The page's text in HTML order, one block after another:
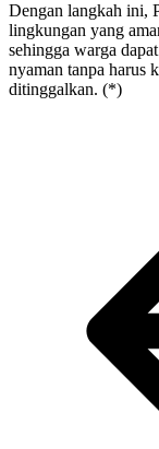
Dengan langkah ini,
lingkungan yang
sehingga warga
nyaman tanpa harus
ditinggalkan. (*)